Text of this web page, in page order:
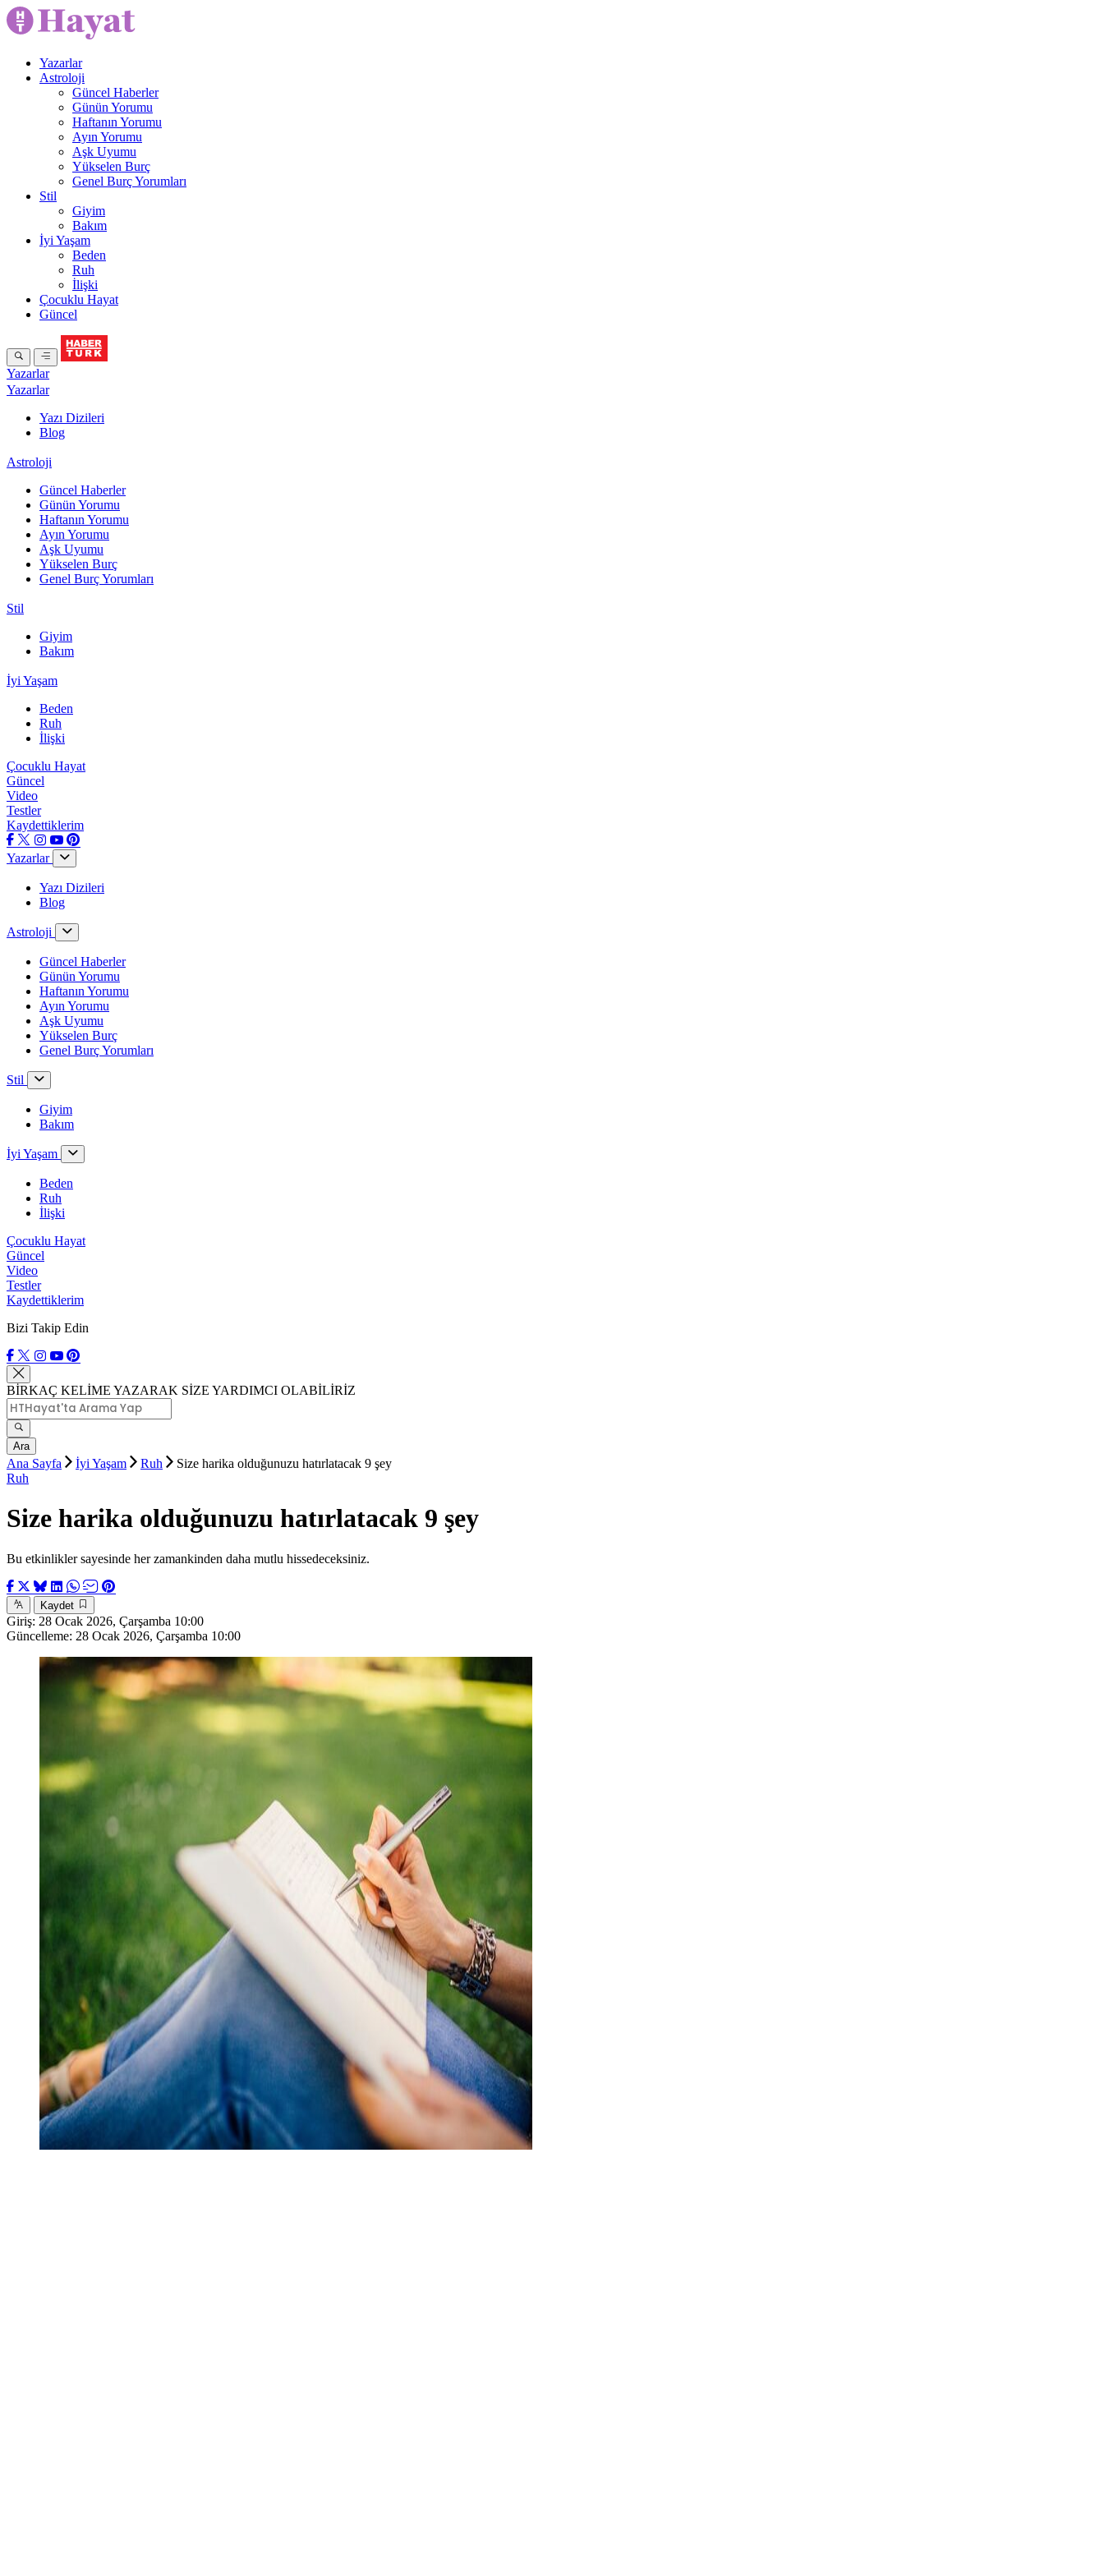
Yazarlar
Astroloji
Güncel Haberler
Günün Yorumu
Haftanın Yorumu
Ayın Yorumu
Aşk Uyumu
Yükselen Burç
Genel Burç Yorumları
Stil
Giyim
Bakım
İyi Yaşam
Beden
Ruh
İlişki
Çocuklu Hayat
Güncel
Yazarlar
Yazarlar
Yazı Dizileri
Blog
Astroloji
Güncel Haberler
Günün Yorumu
Haftanın Yorumu
Ayın Yorumu
Aşk Uyumu
Yükselen Burç
Genel Burç Yorumları
Stil
Giyim
Bakım
İyi Yaşam
Beden
Ruh
İlişki
Çocuklu Hayat
Güncel
Video
Testler
Kaydettiklerim
Yazarlar
Yazı Dizileri
Blog
Astroloji
Güncel Haberler
Günün Yorumu
Haftanın Yorumu
Ayın Yorumu
Aşk Uyumu
Yükselen Burç
Genel Burç Yorumları
Stil
Giyim
Bakım
İyi Yaşam
Beden
Ruh
İlişki
Çocuklu Hayat
Güncel
Video
Testler
Kaydettiklerim
Bizi Takip Edin
BİRKAÇ KELİME YAZARAK SİZE YARDIMCI OLABİLİRİZ
Ara
Ana Sayfa İyi Yaşam Ruh
Size harika olduğunuzu hatırlatacak 9 şey
Ruh
Size harika olduğunuzu hatırlatacak 9 şey
Bu etkinlikler sayesinde her zamankinden daha mutlu hissedeceksiniz.
Kaydet
Giriş: 28 Ocak 2026, Çarşamba 10:00
Güncelleme: 28 Ocak 2026, Çarşamba 10:00